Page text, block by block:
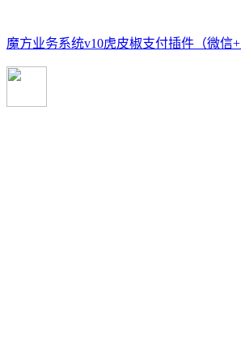
魔方业务系统v10虎皮椒支付插件（微信+